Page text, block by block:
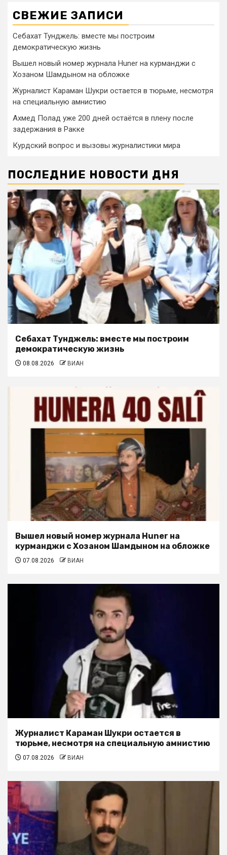
СВЕЖИЕ ЗАПИСИ
Себахат Тунджель: вместе мы построим
демократическую жизнь
Вышел новый номер журнала Huner на курманджи с
Хозаном Шамдыном на обложке
Журналист Караман Шукри остается в тюрьме, несмотря
на специальную амнистию
Ахмед Полад уже 200 дней остаётся в плену после
задержания в Ракке
Курдский вопрос и вызовы журналистики мира
ПОСЛЕДНИЕ НОВОСТИ ДНЯ
Себахат Тунджель: вместе мы построим
демократическую жизнь
08.08.2026 ВИАН
Вышел новый номер журнала Huner на
курманджи с Хозаном Шамдыном на обложке
07.08.2026 ВИАН
Журналист Караман Шукри остается в
тюрьме, несмотря на специальную амнистию
07.08.2026 ВИАН